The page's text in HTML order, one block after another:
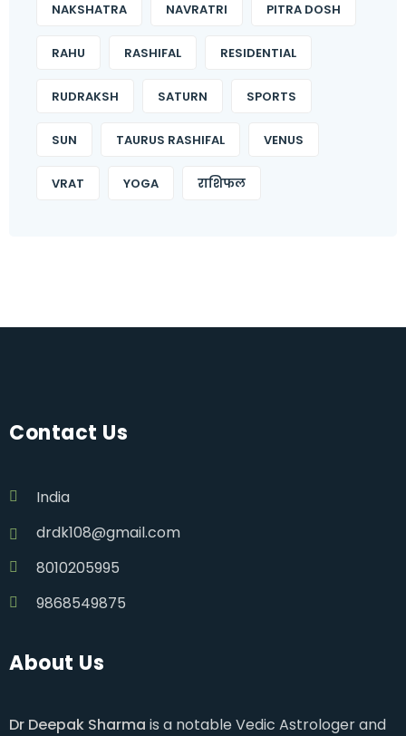
NAKSHATRA NAVRATRI PITRA DOSH
RAHU RASHIFAL RESIDENTIAL
RUDRAKSH SATURN SPORTS
SUN TAURUS RASHIFAL VENUS
VRAT YOGA राशिफल
Contact Us
India
drdk108@gmail.com
8010205995
9868549875
About Us
Dr Deepak Sharma is a notable Vedic Astrologer and